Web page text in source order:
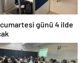
cumartesi günü 4 ilde